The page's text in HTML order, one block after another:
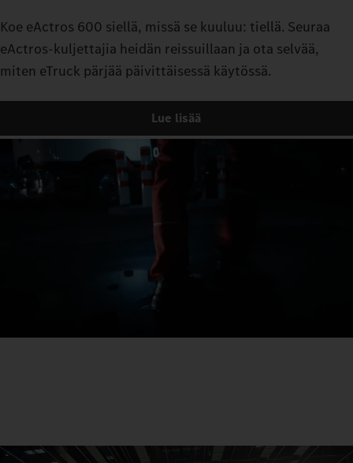
Koe eActros 600 siellä, missä se kuuluu: tiellä. Seuraa
eActros-kuljettajia heidän reissuillaan ja ota selvää,
miten eTruck pärjää päivittäisessä käytössä.
Lue lisää